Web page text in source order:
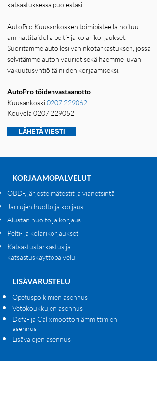
katsastuksessa puolestasi.
AutoPro Kuusankosken toimipisteellä hoituu
ammattitaidolla pelti- ja kolarikorjaukset.
Suoritamme autollesi vahinkotarkastuksen, jossa
selvitämme auton vauriot sekä haemme luvan
vakuutusyhtiöltä niiden korjaamiseksi.
AutoPro töidenvastaanotto
Kuusankoski0207 229062
Kouvola 0207 229052
LÄHETÄ VIESTI
KORJAAMOPALVELUT
OBD-, järjestelmätestit ja vianetsintä
Jarrujen huolto ja korjaus
Alustan huolto ja korjaus
Pelti- ja kolarikorjaukset
Katsastustarkastus ja
katsastuskäyttöpalvelu
LISÄVARUSTELU
Opetuspolkimien asennus
Vetokoukkujen asennus
Defa- ja Calix moottorilämmittimien
asennus
Lisävalojen asennus